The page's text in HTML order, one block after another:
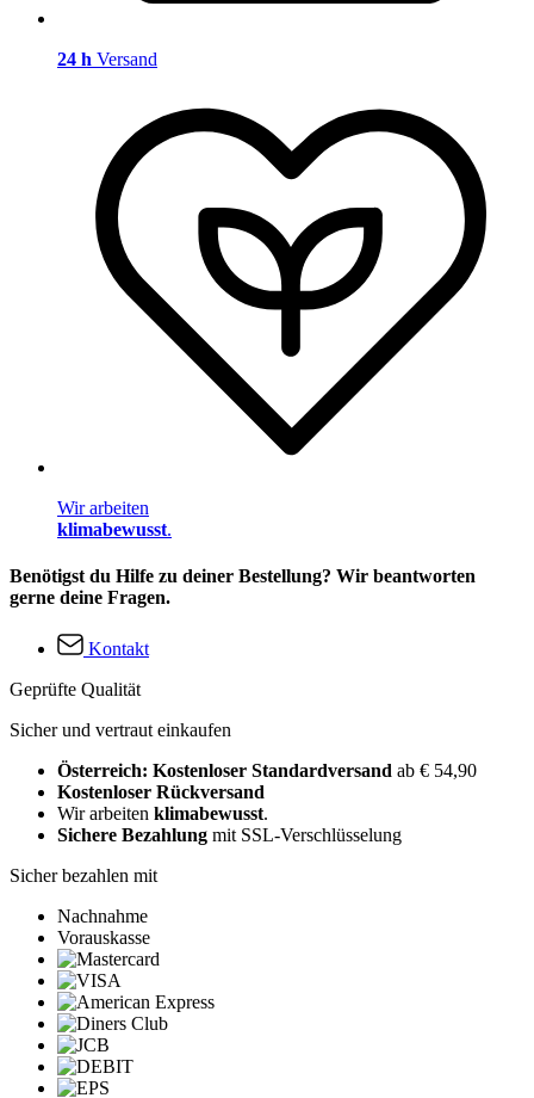
24 h Versand
Wir arbeiten
klimabewusst.
Benötigst du Hilfe zu deiner Bestellung? Wir beantworten
gerne deine Fragen.
Kontakt
Geprüfte Qualität
Sicher und vertraut einkaufen
Österreich: Kostenloser Standardversand ab € 54,90
Kostenloser Rückversand
Wir arbeiten klimabewusst.
Sichere Bezahlung mit SSL-Verschlüsselung
Sicher bezahlen mit
Nachnahme
Vorauskasse